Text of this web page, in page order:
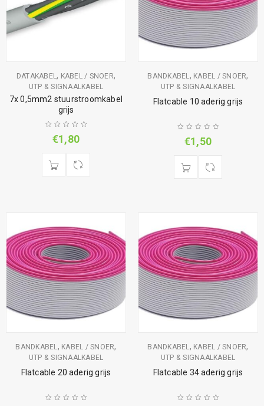
DATAKABEL, KABEL / SNOER,
UTP & SIGNAALKABEL
7x 0,5mm2 stuurstroomkabel
grijs
€1,80
BANDKABEL, KABEL / SNOER,
UTP & SIGNAALKABEL
Flatcable 10 aderig grijs
€1,50
BANDKABEL, KABEL / SNOER,
UTP & SIGNAALKABEL
Flatcable 20 aderig grijs
BANDKABEL, KABEL / SNOER,
UTP & SIGNAALKABEL
Flatcable 34 aderig grijs